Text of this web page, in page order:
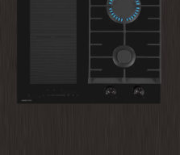
2023-09-24